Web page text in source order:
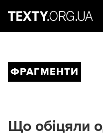
ФРАГМЕНТИ
Що обіцяли